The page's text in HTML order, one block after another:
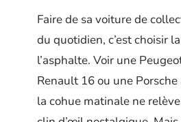
Faire de sa voiture de
du quotidien, c’est choisir
l’asphalte. Voir une
Renault 16 ou une
la cohue matinale ne